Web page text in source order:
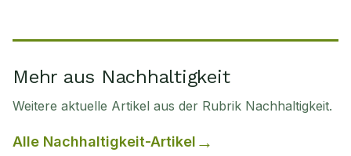
Mehr aus Nachhaltigkeit
Weitere aktuelle Artikel aus der Rubrik Nachhaltigkeit.
Alle Nachhaltigkeit-Artikel